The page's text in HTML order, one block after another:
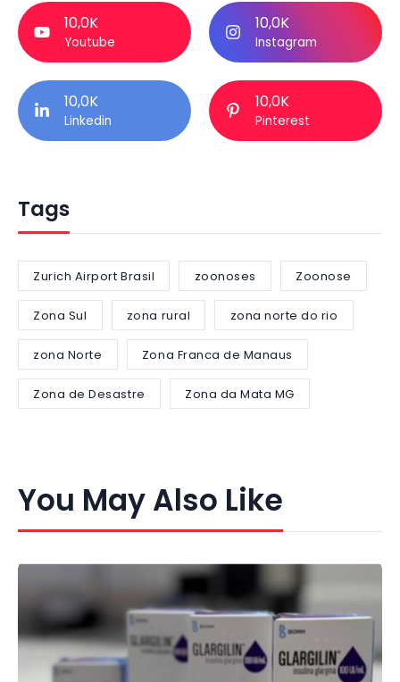
10,0K
Youtube
10,0K
Instagram
10,0K
Linkedin
10,0K
Pinterest
Tags
Zurich Airport Brasil zoonoses Zoonose
Zona Sul zona rural zona norte do rio
zona Norte Zona Franca de Manaus
Zona de Desastre Zona da Mata MG
You May Also Like